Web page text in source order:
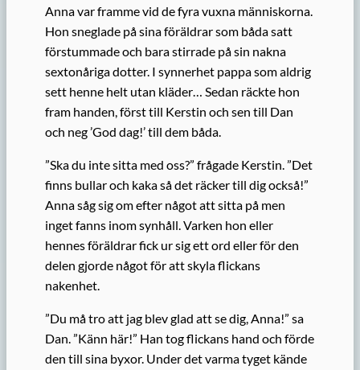
Anna var framme vid de fyra vuxna människorna.
Hon sneglade på sina föräldrar som båda satt
förstummade och bara stirrade på sin nakna
sextonåriga dotter. I synnerhet pappa som aldrig
sett henne helt utan kläder… Sedan räckte hon
fram handen, först till Kerstin och sen till Dan
och neg ’God dag!’ till dem båda.
”Ska du inte sitta med oss?” frågade Kerstin. ”Det
finns bullar och kaka så det räcker till dig också!”
Anna såg sig om efter något att sitta på men
inget fanns inom synhåll. Varken hon eller
hennes föräldrar fick ur sig ett ord eller för den
delen gjorde något för att skyla flickans
nakenhet.
”Du må tro att jag blev glad att se dig, Anna!” sa
Dan. ”Känn här!” Han tog flickans hand och förde
den till sina byxor. Under det varma tyget kände